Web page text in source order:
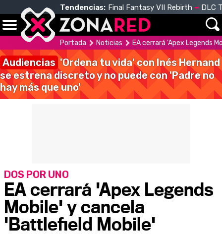
Tendencias: Final Fantasy VII Rebirth DLC
Portada Noticias EA cerrará 'Apex Legends
Audiencias 'Ordena tu vida' con Inés Hernand
se estrena discreto y no puede con 'Padre no
hay más que uno'
EA cerrará 'Apex Legends
Mobile' y cancela
'Battlefield Mobile'
DOS POR UNO